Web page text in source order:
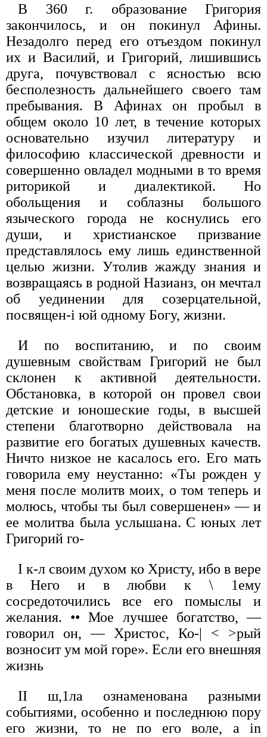
В 360 г. образование Григория
закончилось, и он покинул Афины.
Незадолго перед его отъездом покинул
их и Василий, и Григорий, лишившись
друга, почувствовал с ясностью всю
бесполезность дальнейшего своего там
пребывания. В Афинах он пробыл в
общем около 10 лет, в течение которых
основательно изучил литературу и
философию классической древности и
совершенно овладел модными в то время
риторикой и диалектикой. Но
обольщения и соблазны большого
языческого города не коснулись его
души, и христианское призвание
представлялось ему лишь единственной
целью жизни. Утолив жажду знания и
возвращаясь в родной Назианз, он мечтал
об уединении для созерцательной,
посвящен-i юй одному Богу, жизни.
И по воспитанию, и по своим
душевным свойствам Григорий не был
склонен к активной деятельности.
Обстановка, в которой он провел свои
детские и юношеские годы, в высшей
степени благотворно действовала на
развитие его богатых душевных качеств.
Ничто низкое не касалось его. Его мать
говорила ему неустанно: «Ты рожден у
меня после молитв моих, о том теперь и
молюсь, чтобы ты был совершенен» — и
ее молитва была услышана. С юных лет
Григорий го-
I к-л своим духом ко Христу, ибо в вере
в Него и в любви к \ 1ему
сосредоточились все его помыслы и
желания. •• Мое лучшее богатство, —
говорил он, — Христос, Ко-| < >рый
возносит ум мой горе». Если его внешняя
жизнь
II ш,1ла ознаменована разными
событиями, особенно и последнюю пору
его жизни, то не по его воле, а in